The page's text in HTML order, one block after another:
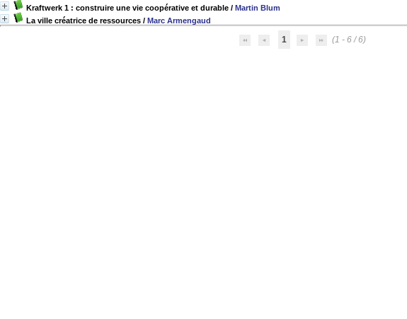
Kraftwerk 1 : construire une vie coopérative et durable / Martin Blum
La ville créatrice de ressources / Marc Armengaud
1 (1 - 6 / 6)